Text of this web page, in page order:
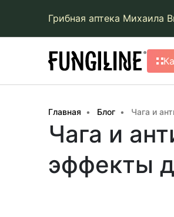
Грибная аптека Михаила
Главная Блог Чага и
Чага и
эффекты